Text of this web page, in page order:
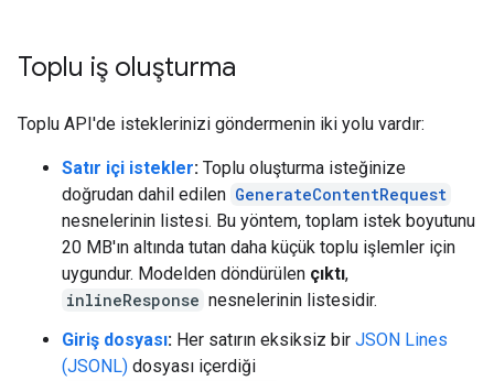
Toplu iş oluşturma
Toplu API'de isteklerinizi göndermenin iki yolu vardır:
Satır içi istekler: Toplu oluşturma isteğinize
doğrudan dahil edilen GenerateContentRequest
nesnelerinin listesi. Bu yöntem, toplam istek boyutunu
20 MB'ın altında tutan daha küçük toplu işlemler için
uygundur. Modelden döndürülen çıktı,
inlineResponse nesnelerinin listesidir.
Giriş dosyası: Her satırın eksiksiz bir JSON Lines
(JSONL) dosyası içerdiği